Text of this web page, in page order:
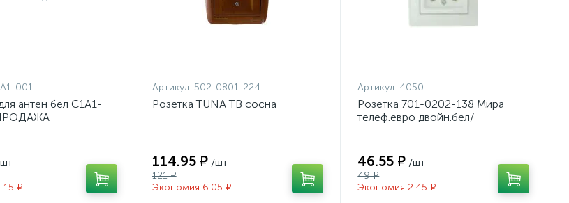
001
антен бел С1А1-
₽
Артикул: 502-0801-224
Розетка TUNA ТВ сосна
114.95 ₽ /шт
121 ₽
Экономия 6.05 ₽
Артикул: 4050
Розетка 701-0202-138 Мира
телеф.евро двойн.бел/
46.55 ₽ /шт
49 ₽
Экономия 2.45 ₽